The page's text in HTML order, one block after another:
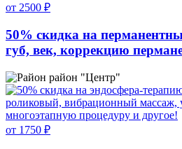
от 2500 ₽
50% скидка на
губ, век, коррекцию
район "Центр"
от 1750 ₽